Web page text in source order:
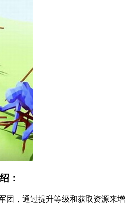
：
团，通过提升等级和获取资源来增